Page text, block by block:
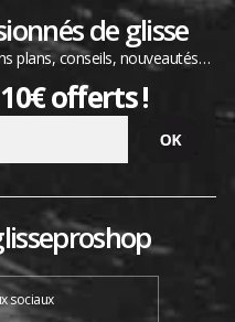
de glisse
plans, conseils, nouveautés…
offerts !
sociaux